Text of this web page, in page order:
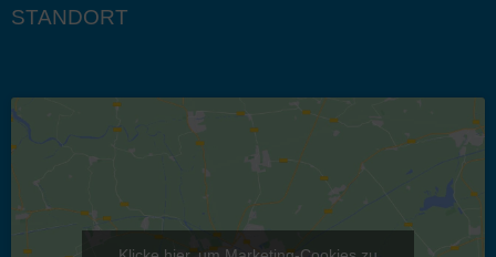
STANDORT